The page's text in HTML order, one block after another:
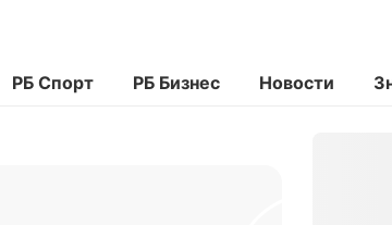
РБ Спорт РБ Бизнес Новости